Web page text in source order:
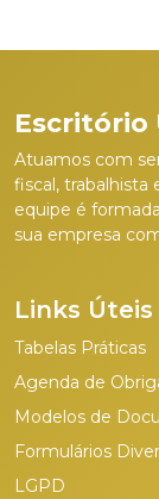
Escritório
Atuamos com
fiscal, trabalhista
equipe é
sua empresa
Links Úteis
Tabelas Práticas
Agenda de
Modelos de
Formulários
LGPD